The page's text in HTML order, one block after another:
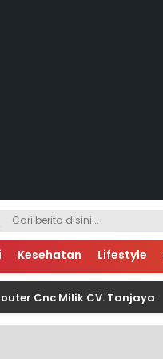
Kesehatan Lifestyle
Milik CV. Tanjaya